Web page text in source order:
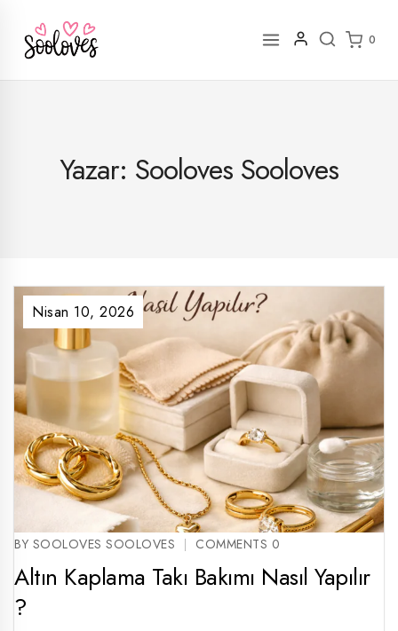
0
Yazar: Sooloves Sooloves
BY SOOLOVES SOOLOVES
Nisan 10, 2026
COMMENTS 0
Altın Kaplama Takı Bakımı Nasıl Yapılır
?